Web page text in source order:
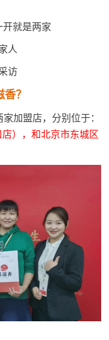
就是两家
人
访
？
店，分别位于：
），和北京市东城区